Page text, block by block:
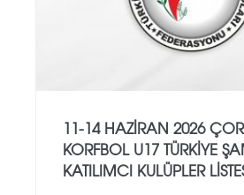
11-14 HAZİRAN 2026
KORFBOL U17 TÜRKİYE
KATILIMCI KULÜPLER